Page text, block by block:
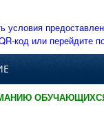
условия
код или перейдите